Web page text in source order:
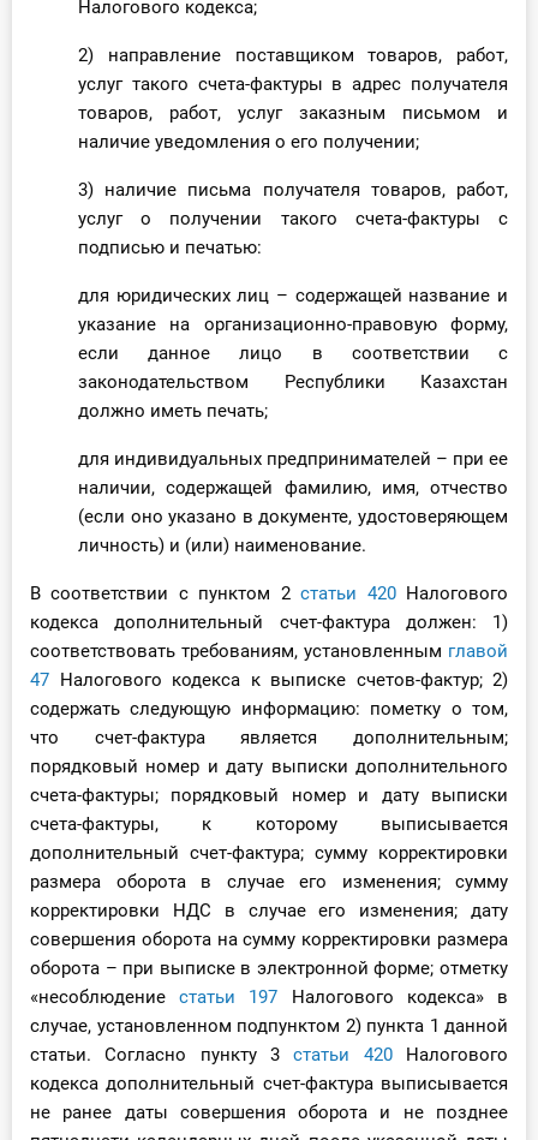
Налогового кодекса;
2) направление поставщиком товаров, работ,
услуг такого счета-фактуры в адрес получателя
товаров, работ, услуг заказным письмом и
наличие уведомления о его получении;
3) наличие письма получателя товаров, работ,
услуг о получении такого счета-фактуры с
подписью и печатью:
для юридических лиц – содержащей название и
указание на организационно-правовую форму,
если данное лицо в соответствии с
законодательством Республики Казахстан
должно иметь печать;
для индивидуальных предпринимателей – при ее
наличии, содержащей фамилию, имя, отчество
(если оно указано в документе, удостоверяющем
личность) и (или) наименование.
В соответствии с пунктом 2статьи 420Налогового
кодекса дополнительный счет-фактура должен: 1)
соответствовать требованиям, установленным главой
47 Налогового кодекса к выписке счетов-фактур; 2)
содержать следующую информацию: пометку о том,
что счет-фактура является дополнительным;
порядковый номер и дату выписки дополнительного
счета-фактуры; порядковый номер и дату выписки
счета-фактуры, к которому выписывается
дополнительный счет-фактура; сумму корректировки
размера оборота в случае его изменения; сумму
корректировки НДС в случае его изменения; дату
совершения оборота на сумму корректировки размера
оборота – при выписке в электронной форме; отметку
«несоблюдениестатьи 197 Налогового кодекса» в
случае, установленном подпунктом 2) пункта 1 данной
статьи. Согласно пункту 3статьи 420Налогового
кодекса дополнительный счет-фактура выписывается
не ранее даты совершения оборота и не позднее